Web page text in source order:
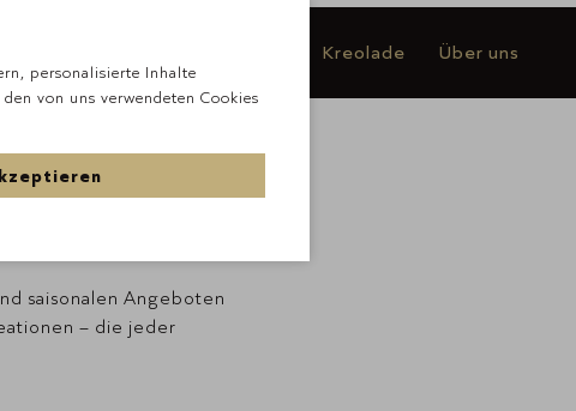
Kreolade Über uns
saisonalen Angeboten
– die jeder
personalisierte Inhalte
von uns verwendeten Cookies